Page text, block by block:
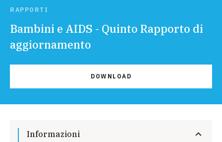
RAPPORTI
Bambini e AIDS - Quinto Rapporto di
aggiornamento
DOWNLOAD
Informazioni